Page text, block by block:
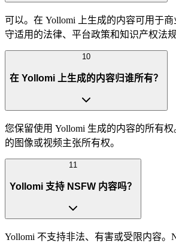
可以。在 Yollomi 上生成的内容可用于
守适用的法律、平台政策和知识产权法规
10
在 Yollomi 上生成的内容归谁所有？
您保留使用 Yollomi 生成的内容的所有
的图像或视频主张所有权。
11
Yollomi 支持 NSFW 内容吗？
Yollomi 不支持非法、有害或受限内容。